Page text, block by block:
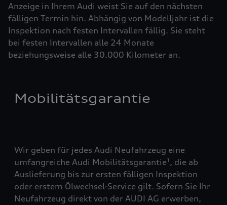
Anzeige in Ihrem Audi weist Sie auf den nächsten
fälligen Termin hin. Abhängig von Modelljahr ist die
Inspektion nach festen Intervallen fällig. Sie steht
bei festen Intervallen alle 24 Monate
beziehungsweise alle 30.000 Kilometer an.
Mobilitätsgarantie
Wir geben für jedes Audi Neufahrzeug eine
umfangreiche Audi Mobilitätsgarantie1 , die ab
Auslieferung bis zur ersten fälligen Inspektion
oder erstem Ölwechsel-Service gilt. Sofern Sie Ihr
Neufahrzeug direkt von der AUDI AG erwerben,